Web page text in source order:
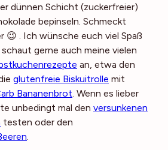
dünnen Schicht (zuckerfreier)
bepinseln. Schmeckt
😉 . Ich wünsche euch viel Spaß
schaut gerne auch meine vielen
an, etwa den
glutenfreie Biskuitrolle mit
Bananenbrot . Wenn es lieber
unbedingt mal den versunkenen
testen oder den